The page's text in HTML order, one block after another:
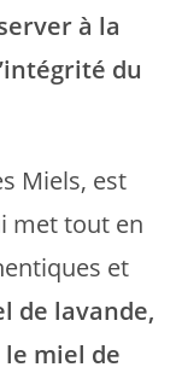
à la
du
Miels, est
met tout en
et
de lavande,
miel de